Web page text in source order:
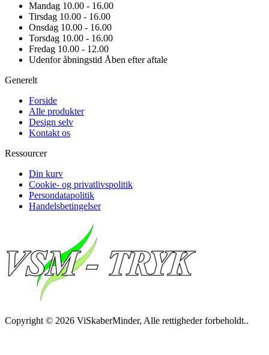
Mandag 10.00 - 16.00
Tirsdag 10.00 - 16.00
Onsdag 10.00 - 16.00
Torsdag 10.00 - 16.00
Fredag 10.00 - 12.00
Udenfor åbningstid Åben efter aftale
Generelt
Forside
Alle produkter
Design selv
Kontakt os
Ressourcer
Din kurv
Cookie- og privatlivspolitik
Persondatapolitik
Handelsbetingelser
Copyright © 2026 ViSkaberMinder, Alle rettigheder forbeholdt..